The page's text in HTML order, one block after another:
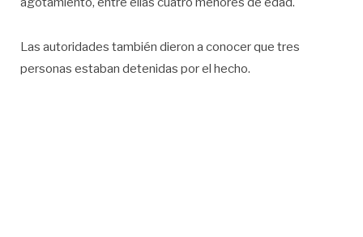
Las autoridades también dieron a conocer que tres
personas estaban detenidas por el hecho.